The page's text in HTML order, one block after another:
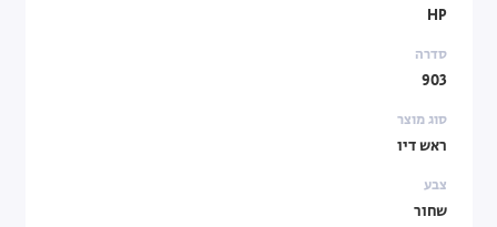
HP
סדרה
903
סוג מוצר
ראש דיו
צבע
שחור